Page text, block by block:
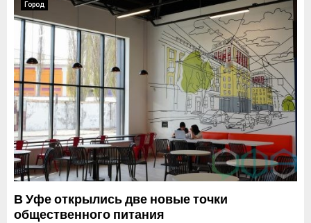
Город
В Уфе открылись две новые точки
общественного питания